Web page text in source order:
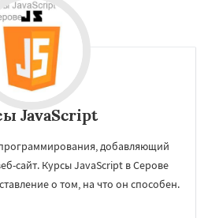
JavaScript
добавляющий
сайт. Курсы JavaScript в Серове
о том, на что он способен.